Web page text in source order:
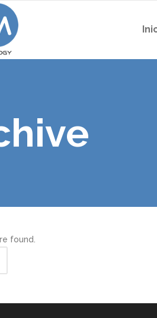
found.